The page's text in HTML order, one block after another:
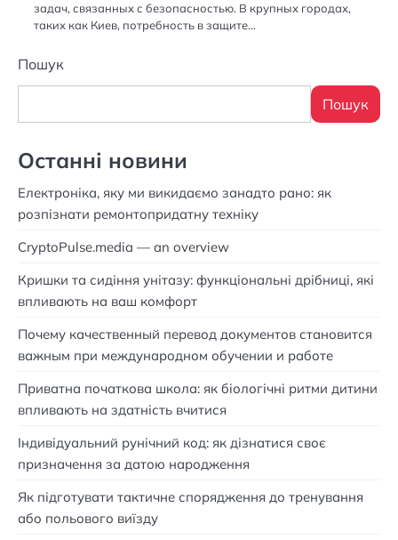
задач, связанных с безопасностью. В крупных городах,
таких как Киев, потребность в защите…
Пошук
Пошук
Останні новини
Електроніка, яку ми викидаємо занадто рано: як
розпізнати ремонтопридатну техніку
CryptoPulse.media — an overview
Кришки та сидіння унітазу: функціональні дрібниці, які
впливають на ваш комфорт
Почему качественный перевод документов становится
важным при международном обучении и работе
Приватна початкова школа: як біологічні ритми дитини
впливають на здатність вчитися
Індивідуальний рунічний код: як дізнатися своє
призначення за датою народження
Як підготувати тактичне спорядження до тренування
або польового виїзду